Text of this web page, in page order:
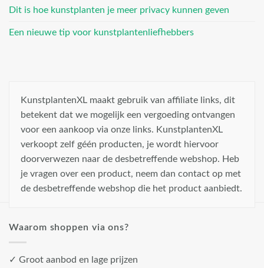
Dit is hoe kunstplanten je meer privacy kunnen geven
Een nieuwe tip voor kunstplantenliefhebbers
KunstplantenXL maakt gebruik van affiliate links, dit
betekent dat we mogelijk een vergoeding ontvangen
voor een aankoop via onze links. KunstplantenXL
verkoopt zelf géén producten, je wordt hiervoor
doorverwezen naar de desbetreffende webshop. Heb
je vragen over een product, neem dan contact op met
de desbetreffende webshop die het product aanbiedt.
Waarom shoppen via ons?
✓ Groot aanbod en lage prijzen